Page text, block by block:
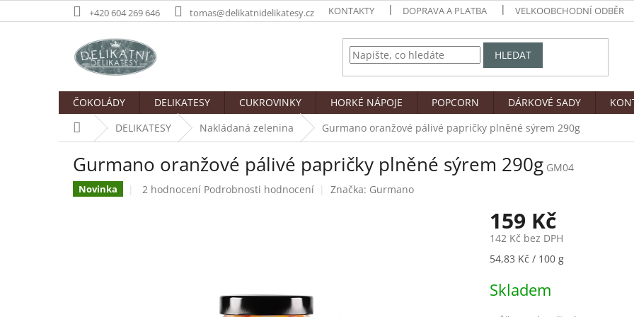
na
+420 604 269 646 tomas@delikatnidelikatesy.cz KONTAKTY DOPRAVA A PLATBA VELKOOBCHODNÍ ODBĚR
HLEDAT
ČOKOLÁDY DELIKATESY CUKROVINKY HORKÉ NÁPOJE POPCORN DÁRKOVÉ SADY
Domů DELIKATESY Nakládaná zelenina Gurmano oranžové pálivé papričky plněné sýrem 290g
Gurmano oranžové pálivé papričky plněné sýrem 290g GM04
Novinka
Průměrné
2 hodnocení Podrobnosti hodnocení Značka: Gurmano
159 Kč
142 Kč bez DPH
Měrná
54,83 Kč / 100 g
Skladem